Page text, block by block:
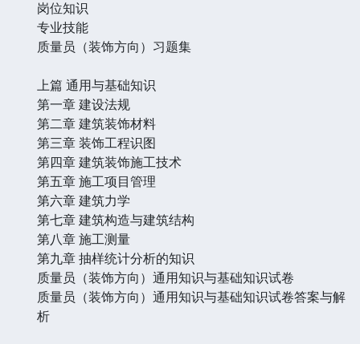
岗位知识
专业技能
质量员（装饰方向）习题集
上篇 通用与基础知识
第一章 建设法规
第二章 建筑装饰材料
第三章 装饰工程识图
第四章 建筑装饰施工技术
第五章 施工项目管理
第六章 建筑力学
第七章 建筑构造与建筑结构
第八章 施工测量
第九章 抽样统计分析的知识
质量员（装饰方向）通用知识与基础知识试卷
质量员（装饰方向）通用知识与基础知识试卷答案与解
析